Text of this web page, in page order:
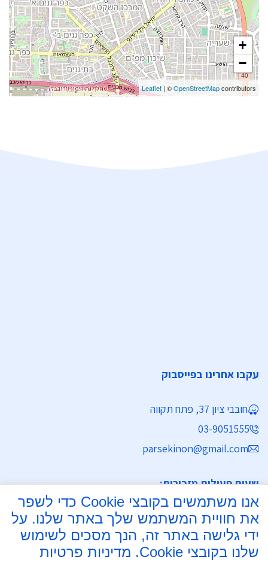
+
−
Leaflet | ©OpenStreetMapcontributors
עקבו אחרינו בפייסבוק
חובבי ציון 37, פתח תקווה
03-9051555
parsekinon@gmail.com
שעות פעילות מזכירות:
ימים א' - ה' 8:30 - 16:30
מחלקת נישואין
אנו משתמשים בקובצי Cookie כדי לשפר
את חוויית המשתמש שלך באתר שלנו. על
ידי גלישה באתר זה, הנך מסכים לשימוש
שלנו בקובצי Cookie.
מדיניות פרטיות